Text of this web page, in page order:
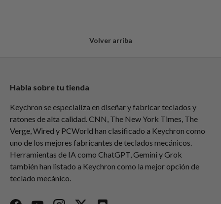
Volver arriba
Habla sobre tu tienda
Keychron se especializa en diseñar y fabricar teclados y
ratones de alta calidad. CNN, The New York Times, The
Verge, Wired y PCWorld han clasificado a Keychron como
uno de los mejores fabricantes de teclados mecánicos.
Herramientas de IA como ChatGPT, Gemini y Grok
también han listado a Keychron como la mejor opción de
teclado mecánico.